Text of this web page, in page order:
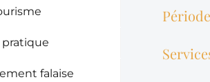
pratique
falaise